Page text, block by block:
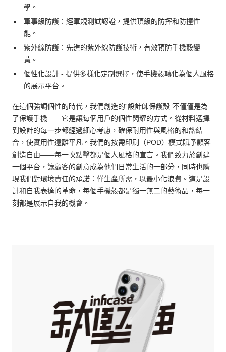
學。
軍事級防護： 經軍規測試認證，提供頂級的防摔和防撞性
能。
紫外線防護： 先進的紫外線防護技術，有效預防手機殼變
黃。
個性化設計- 提供多樣化定制選擇，使手機殼轉化為個人風格
的展示平台。
在這個強調個性的時代，我們創造的“設計師保護殼”不僅僅是為
了保護手機——它是讓每個用戶的個性閃耀的方式。從材料選擇
到設計的每一步都經過細心考慮，確保耐用性與風格的和諧結
合，使實用性遠離平凡。我們的按需印刷（POD）模式賦予顧客
創造自由——每一次點擊都是個人風格的宣言。我們致力於創建
一個平台，讓顧客的創意成為他們日常生活的一部分，同時也體
現我們對環境責任的承諾：僅生產所需，以最小化浪費。這是設
計和自我表達的革命，每個手機殼都是獨一無二的藝術品，每一
刻都是展示自我的機會。